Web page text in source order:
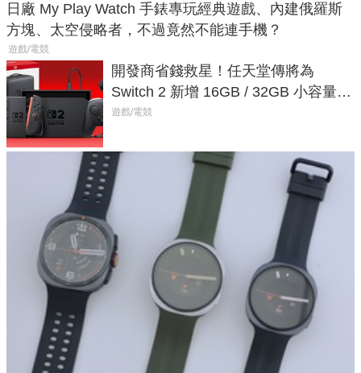
日廠 My Play Watch 手錶專玩經典遊戲、內建俄羅斯
方塊、太空侵略者，不過竟然不能連手機？
遊戲/電競
開發商省錢救星！任天堂傳將為
Switch 2 新增 16GB / 32GB 小容量遊
戲卡的選擇
遊戲/電競